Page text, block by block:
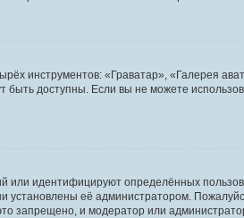
инструментов: «Граватар», «Галерея
быть доступны. Если вы не можете
идентифицируют определённых
её администратором.
запрещено, и модератор или